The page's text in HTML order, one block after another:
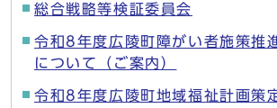
総合戦略等検証委員会
令和8年度広陵町障がい者施策推
について（ご案内）
令和8年度広陵町地域福祉計画策